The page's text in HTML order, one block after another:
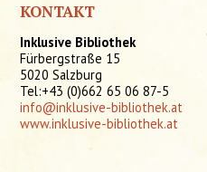
KONTAKT
Inklusive Bibliothek
Fürbergstraße 15
5020 Salzburg
Tel:+43 (0)662 65 06 87-5
info@inklusive-bibliothek.at
www.inklusive-bibliothek.at